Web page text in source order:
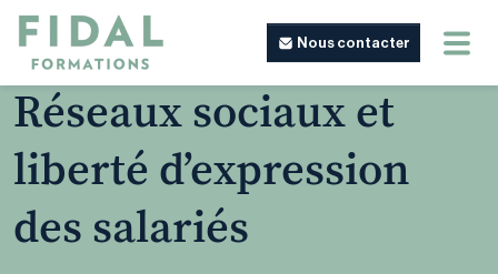
Nous contacter
Réseaux sociaux et
liberté d’expression
des salariés